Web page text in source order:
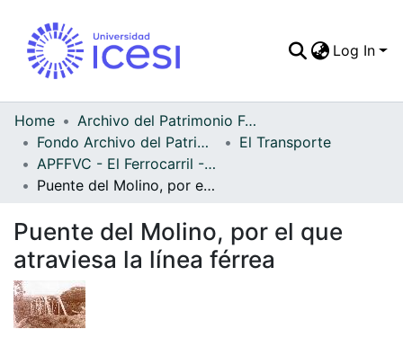
Statistics
Log In
Home
Archivo del Patrimonio Fotográfico y Fílmico del Valle del Cauca
Fondo Archivo del Patrimonio Fotográfico y Fílmico del Valle del Cauca
El Transporte
APFFVC - El Ferrocarril - Patrimonial
Puente del Molino, por el que atraviesa la línea férrea
Puente del Molino, por el que
atraviesa la línea férrea